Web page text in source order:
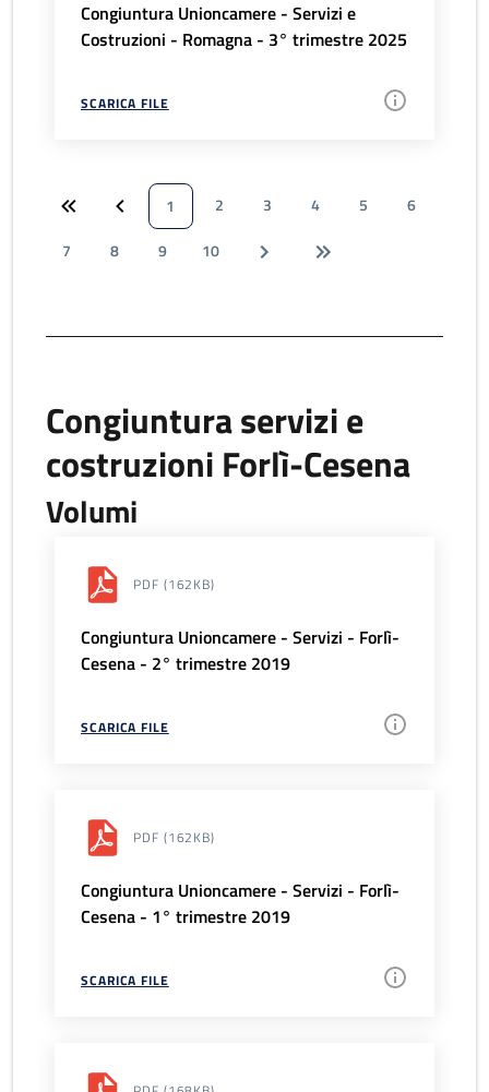
Congiuntura Unioncamere - Servizi e
Costruzioni - Romagna - 3° trimestre 2025
SCARICA FILE
1 2 3 4 5
6
7
8 9 10
Congiuntura servizi e
costruzioni Forlì-Cesena
Volumi
PDF (162KB)
Congiuntura Unioncamere - Servizi - Forlì-
Cesena - 2° trimestre 2019
SCARICA FILE
PDF (162KB)
Congiuntura Unioncamere - Servizi - Forlì-
Cesena - 1° trimestre 2019
SCARICA FILE